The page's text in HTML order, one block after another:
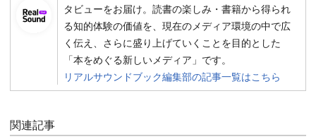
タビューをお届け。読書の楽しみ・書籍から得られ
る知的体験の価値を、現在のメディア環境の中で広
く伝え、さらに盛り上げていくことを目的とした
「本をめぐる新しいメディア」です。
リアルサウンドブック編集部の記事一覧はこちら
関連記事